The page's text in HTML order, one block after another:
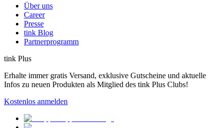
Über uns
Career
Presse
tink Blog
Partnerprogramm
tink Plus
Erhalte immer gratis Versand, exklusive Gutscheine und aktuelle
Infos zu neuen Produkten als Mitglied des tink Plus Clubs!
Kostenlos anmelden